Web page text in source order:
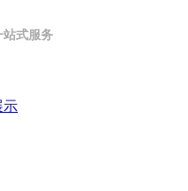
站式服务
示